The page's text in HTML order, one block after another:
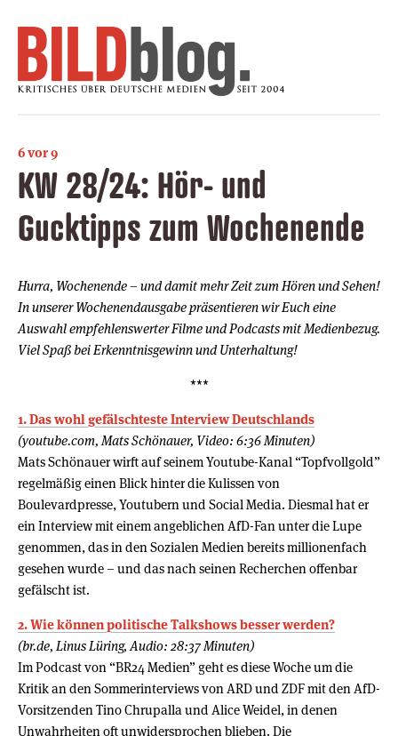
6 vor 9
KW 28/24: Hör- und
Gucktipps zum Wochenende
Hurra, Wochenende – und damit mehr Zeit zum Hören und Sehen!
In unserer Wochenendausgabe präsentieren wir Euch eine
Auswahl empfehlenswerter Filme und Podcasts mit Medienbezug.
Viel Spaß bei Erkenntnisgewinn und Unterhaltung!
***
1. Das wohl gefälschteste Interview Deutschlands
(youtube.com, Mats Schönauer, Video: 6:36 Minuten)
Mats Schönauer wirft auf seinem Youtube-Kanal “Topfvollgold”
regelmäßig einen Blick hinter die Kulissen von
Boulevardpresse, Youtubern und Social Media. Diesmal hat er
ein Interview mit einem angeblichen AfD-Fan unter die Lupe
genommen, das in den Sozialen Medien bereits millionenfach
gesehen wurde – und das nach seinen Recherchen offenbar
gefälscht ist.
2. Wie können politische Talkshows besser werden?
(br.de, Linus Lüring, Audio: 28:37 Minuten)
Im Podcast von “BR24 Medien” geht es diese Woche um die
Kritik an den Sommerinterviews von ARD und ZDF mit den AfD-
Vorsitzenden Tino Chrupalla und Alice Weidel, in denen
Unwahrheiten oft unwidersprochen blieben. Die